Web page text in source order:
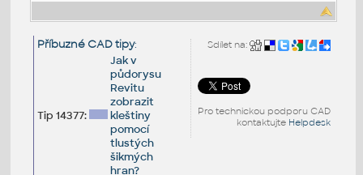
Sdílet na:
Pro technickou podporu CAD
kontaktujte Helpdesk
Příbuzné CAD tipy:
Tip 14377:
Jak v
půdorysu
Revitu
zobrazit
kleštiny
pomocí
tlustých
šikmých
hran?